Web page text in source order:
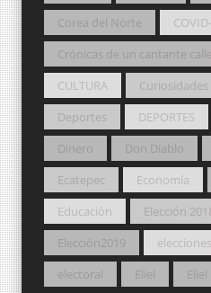
Corea del Norte
Crónicas de un cantante
CULTURA
Curiosidades
Deportes
DEPORTES
Dinero
Don Diablo
Ecatepec
Economía
Educación
Elección
Elección2019
elecciones
electoral
Eliel